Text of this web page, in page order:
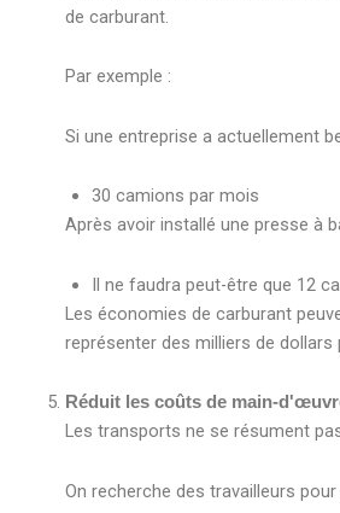
de carburant.
Par exemple :
Si une entreprise a actuellement
30 camions par mois
Après avoir installé une presse à
Il ne faudra peut-être que 12
Les économies de carburant
représenter des milliers de dollars
Réduit les coûts de main-
Les transports ne se résument
On recherche des travailleurs pour